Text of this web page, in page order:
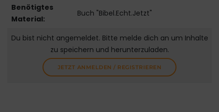
Benötigtes
Material:
Buch "Bibel.Echt.Jetzt"
Du bist nicht angemeldet. Bitte melde dich an um Inhalte
zu speichern und herunterzuladen.
JETZT ANMELDEN / REGISTRIEREN